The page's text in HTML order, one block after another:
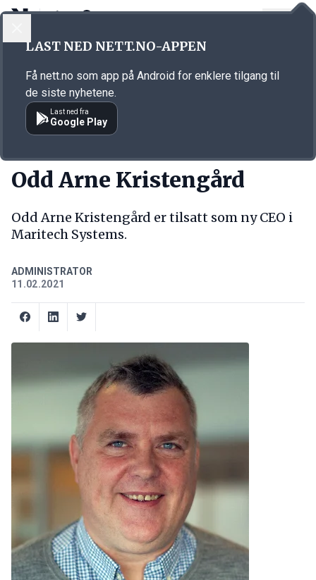
Annonsørinnhold
Odd Arne Kristengård
Odd Arne Kristengård er tilsatt som ny CEO i
Maritech Systems.
ADMINISTRATOR
11.02.2021
LAST NED NETT.NO-APPEN
Få nett.no som app på Android for enklere tilgang til
de siste nyhetene.
Last ned fra
Google Play